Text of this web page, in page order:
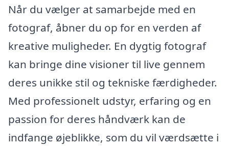
Når du vælger at samarbejde med en
fotograf, åbner du op for en verden af
kreative muligheder. En dygtig fotograf
kan bringe dine visioner til live gennem
deres unikke stil og tekniske færdigheder.
Med professionelt udstyr, erfaring og en
passion for deres håndværk kan de
indfange øjeblikke, som du vil værdsætte i